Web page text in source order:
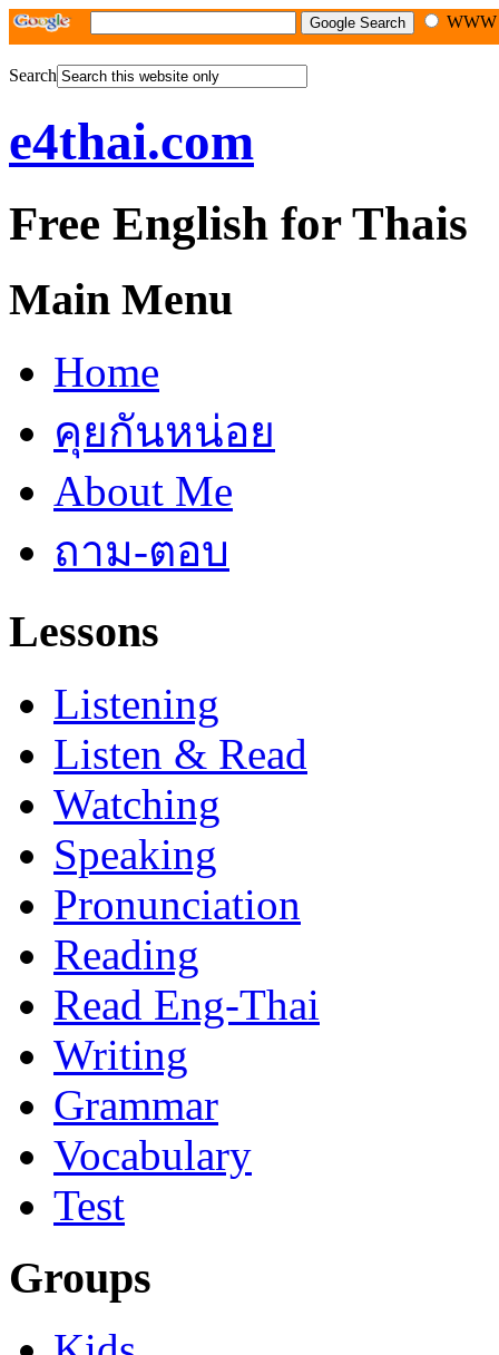
Search
e4thai.com
Free English for Thais
Main Menu
Home
คุยกันหน่อย
About Me
ถาม-ตอบ
Lessons
Listening
Listen & Read
Watching
Speaking
Pronunciation
Reading
Read Eng-Thai
Writing
Grammar
Vocabulary
Test
Groups